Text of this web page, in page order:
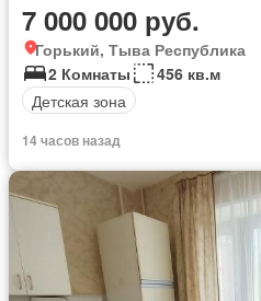
7 000 000 руб.
Горький, Тыва Республика
2 Комнаты
456 кв.м
Детская зона
14 часов назад